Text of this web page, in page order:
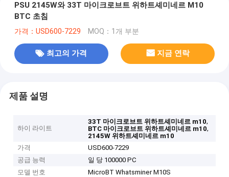
PSU 2145W와 33T 마이크로브트 위하트셰미네르 M10
BTC 초침
가격：USD600-7229 MOQ：1개 부분
최고의 가격 지금 연락
제품 설명
하이 라이트
33T 마이크로브트 위하트셰미네르 m10,
BTC 마이크로브트 위하트셰미네르 m10,
2145W 위하트셰미네르 m10
가격
USD600-7229
공급 능력
일 당 100000 PC
모델 번호
MicroBT Whatsminer M10S